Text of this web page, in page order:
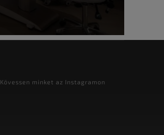
Kövessen minket az Instagramon